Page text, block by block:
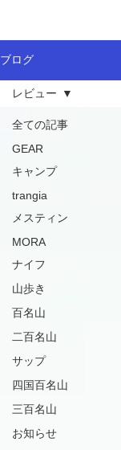
ブログ
全ての記事
GEAR
キャンプ
trangia
メスティン
MORA
ナイフ
山歩き
百名山
二百名山
サップ
四国百名山
三百名山
お知らせ
レビュー